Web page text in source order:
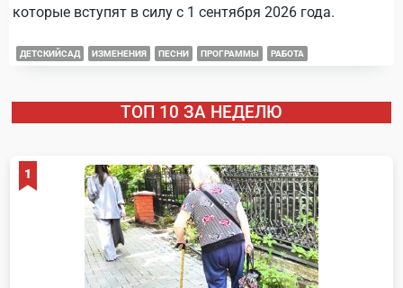
которые вступят в силу с 1 сентября 2026 года.
ДЕТСКИЙСАД ИЗМЕНЕНИЯ ПЕСНИ ПРОГРАММЫ РАБОТА
ТОП 10 ЗА НЕДЕЛЮ